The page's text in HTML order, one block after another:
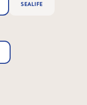
SEALIFE